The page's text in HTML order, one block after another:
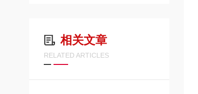
相关文章
RELATED ARTICLES